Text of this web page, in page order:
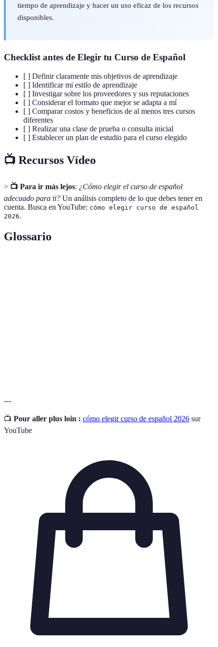
tiempo de aprendizaje y hacer un uso eficaz de los recursos
disponibles.
Checklist antes de Elegir tu Curso de Español
[ ] Definir claramente mis objetivos de aprendizaje
[ ] Identificar mi estilo de aprendizaje
[ ] Investigar sobre los proveedores y sus reputaciones
[ ] Considerar el formato que mejor se adapta a mí
[ ] Comparar costos y beneficios de al menos tres cursos
diferentes
[ ] Realizar una clase de prueba o consulta inicial
[ ] Establecer un plan de estudio para el curso elegido
📺 Recursos Vídeo
> 📺 Para ir más lejos: ¿Cómo elegir el curso de español
adecuado para ti? Un análisis completo de lo que debes tener en
cuenta. Busca en YouTube: cómo elegir curso de español
2026.
Glossario
---
📺 Pour aller plus loin : cómo elegir curso de español 2026 sur
YouTube